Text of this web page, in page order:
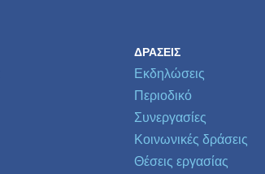
ΔΡΆΣΕΙΣ
Εκδηλώσεις
Περιοδικό
Συνεργασίες
Κοινωνικές δράσεις
Θέσεις εργασίας